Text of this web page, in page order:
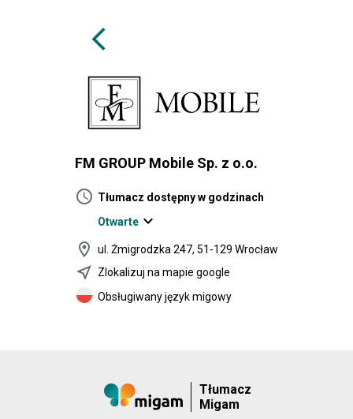
arrow_back_ios
FM GROUP Mobile Sp. z o.o.
schedule Tłumacz dostępny w godzinach
Otwarte expand_more
location_on
ul. Żmigrodzka 247, 51-129 Wrocław
near_me Zlokalizuj na mapie google
Obsługiwany język migowy
Tłumacz
Migam